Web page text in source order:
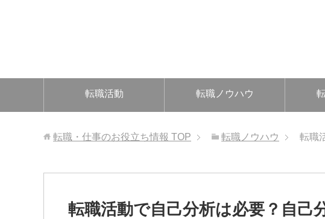
転職活動 転職ノウハウ
転職・仕事のお役立ち情報 TOP 転職ノウハウ 転職
転職活動で自己分析は必要？自己